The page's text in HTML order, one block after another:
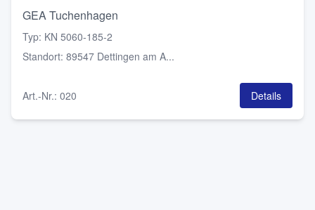
GEA Tuchenhagen
Typ: KN 5060-185-2
Standort: 89547 Dettingen am A...
Art.-Nr.: 020 Details